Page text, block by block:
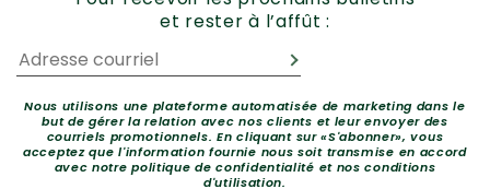
et rester à l’affût :
Nous utilisons une plateforme automatisée de marketing dans le
but de gérer la relation avec nos clients et leur envoyer des
courriels promotionnels. En cliquant sur «S'abonner», vous
acceptez que l'information fournie nous soit transmise en accord
avec notre politique de confidentialité et nos conditions
d'utilisation.